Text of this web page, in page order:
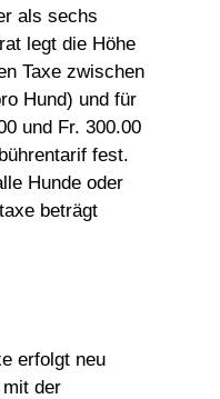
als sechs
legt die Höhe
Taxe zwischen
Hund) und für
und Fr. 300.00
fest.
Hunde oder
beträgt
erfolgt neu
der